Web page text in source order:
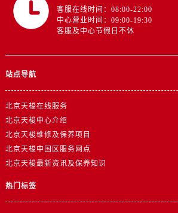
客服在线时间：08:00-22:00
中心营业时间：09:00-19:30
客服及中心节假日不休
站点导航
北京天梭在线服务
北京天梭中心介绍
北京天梭维修及保养项目
北京天梭中国区服务网点
北京天梭最新资讯及保养知识
热门标签